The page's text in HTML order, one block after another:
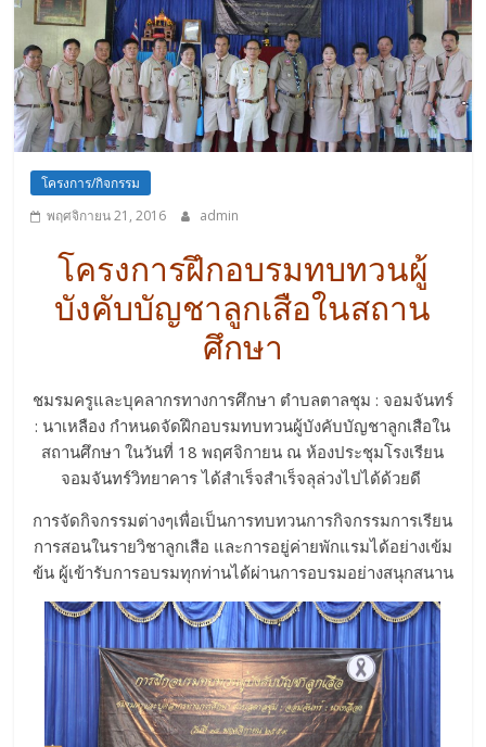
โครงการ/กิจกรรม
พฤศจิกายน 21, 2016
admin
โครงการฝึกอบรมทบทวนผู้
บังคับบัญชาลูกเสือในสถาน
ศึกษา
ชมรมครูและบุคลากรทางการศึกษา ตำบลตาลชุม : จอมจันทร์
: นาเหลือง กำหนดจัดฝึกอบรมทบทวนผู้บังคับบัญชาลูกเสือใน
สถานศึกษา ในวันที่ 18 พฤศจิกายน ณ ห้องประชุมโรงเรียน
จอมจันทร์วิทยาคาร ได้สำเร็จสำเร็จลุล่วงไปได้ด้วยดี
การจัดกิจกรรมต่างๆเพื่อเป็นการทบทวนการกิจกรรมการเรียน
การสอนในรายวิชาลูกเสือ และการอยู่ค่ายพักแรมได้อย่างเข้ม
ข้น ผู้เข้ารับการอบรมทุกท่านได้ผ่านการอบรมอย่างสนุกสนาน